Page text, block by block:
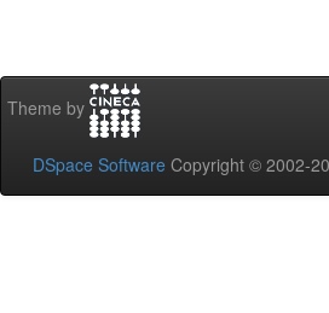
Theme by
DSpace Software Copyright © 2002-